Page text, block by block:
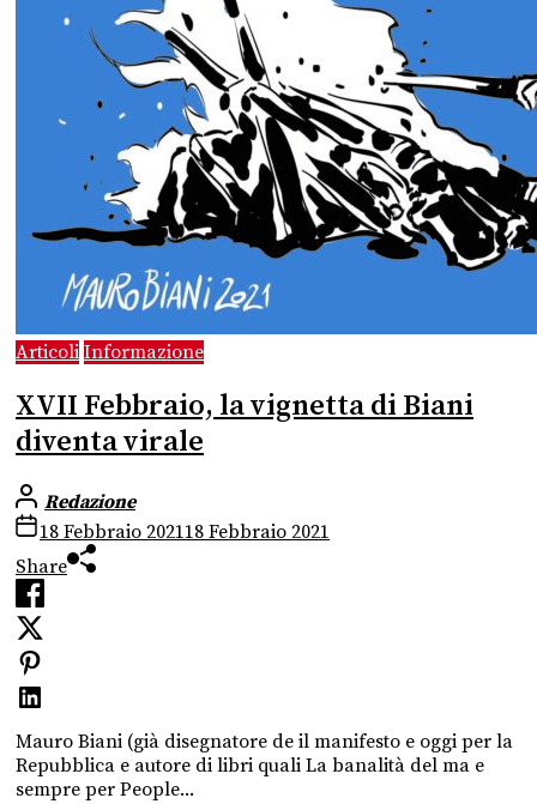
Articoli Informazione
XVII Febbraio, la vignetta di Biani
diventa virale
Redazione
18 Febbraio 202118 Febbraio 2021
Share
Mauro Biani (già disegnatore de il manifesto e oggi per la
Repubblica e autore di libri quali La banalità del ma e
sempre per People...